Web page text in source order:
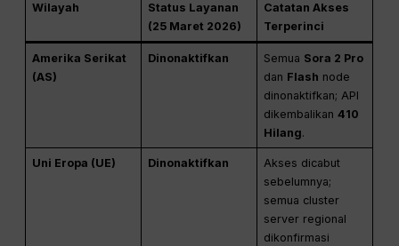
Wilayah
Status Layanan
(25 Maret 2026)
Catatan Akses
Terperinci
Amerika Serikat
(AS)
Dinonaktifkan Semua Sora 2 Pro
dan Flash node
dinonaktifkan; API
dikembalikan 410
Hilang.
Uni Eropa (UE) Dinonaktifkan
Akses dicabut
sebelumnya;
semua cluster
server regional
dikonfirmasi